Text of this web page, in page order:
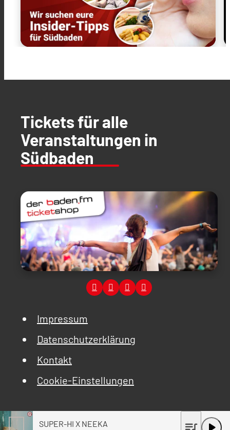
Tickets für alle
Veranstaltungen in
Südbaden
Impressum
Datenschutzerklärung
Kontakt
Cookie-Einstellungen
SUPER-HI X NEEKA